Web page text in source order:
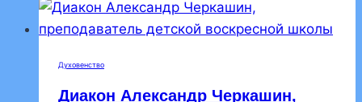
руководитель
молодежного
Духовенство
Диакон Александр Черкашин,